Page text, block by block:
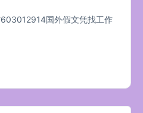
国外假文凭找工作